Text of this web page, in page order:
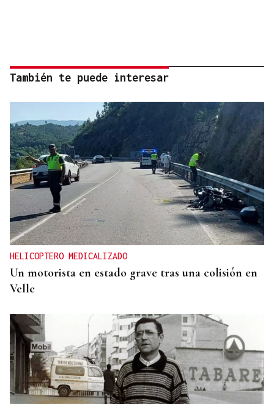
También te puede interesar
HELICOPTERO MEDICALIZADO
Un motorista en estado grave tras una colisión en
Velle